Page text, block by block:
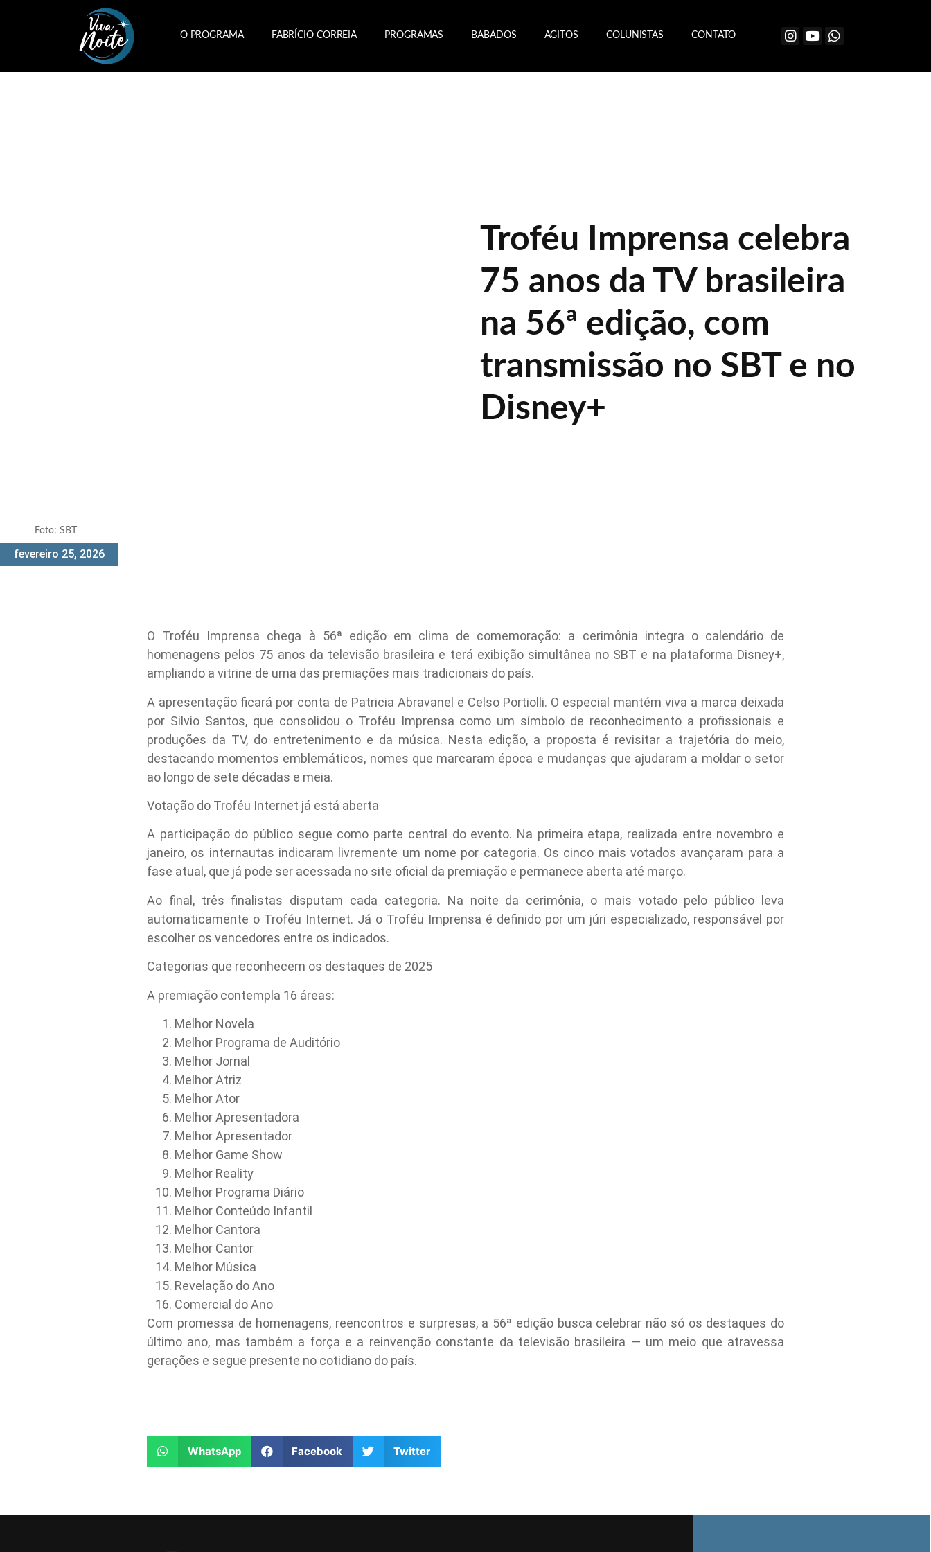
O PROGRAMA FABRÍCIO CORREIA PROGRAMAS BABADOS AGITOS COLUNISTAS CONTATO
Foto: SBT
fevereiro 25, 2026
Troféu Imprensa celebra
75 anos da TV brasileira
na 56ª edição, com
transmissão no SBT e no
Disney+
O Troféu Imprensa chega à 56ª edição em clima de comemoração: a cerimônia integra o calendário de
homenagens pelos 75 anos da televisão brasileira e terá exibição simultânea no SBT e na plataforma Disney+,
ampliando a vitrine de uma das premiações mais tradicionais do país.
A apresentação ficará por conta de Patricia Abravanel e Celso Portiolli. O especial mantém viva a marca deixada
por Silvio Santos, que consolidou o Troféu Imprensa como um símbolo de reconhecimento a profissionais e
produções da TV, do entretenimento e da música. Nesta edição, a proposta é revisitar a trajetória do meio,
destacando momentos emblemáticos, nomes que marcaram época e mudanças que ajudaram a moldar o setor
ao longo de sete décadas e meia.
Votação do Troféu Internet já está aberta
A participação do público segue como parte central do evento. Na primeira etapa, realizada entre novembro e
janeiro, os internautas indicaram livremente um nome por categoria. Os cinco mais votados avançaram para a
fase atual, que já pode ser acessada no site oficial da premiação e permanece aberta até março.
Ao final, três finalistas disputam cada categoria. Na noite da cerimônia, o mais votado pelo público leva
automaticamente o Troféu Internet. Já o Troféu Imprensa é definido por um júri especializado, responsável por
escolher os vencedores entre os indicados.
Categorias que reconhecem os destaques de 2025
A premiação contempla 16 áreas:
Melhor Novela
Melhor Programa de Auditório
Melhor Jornal
Melhor Atriz
Melhor Ator
Melhor Apresentadora
Melhor Apresentador
Melhor Game Show
Melhor Reality
Melhor Programa Diário
Melhor Conteúdo Infantil
Melhor Cantora
Melhor Cantor
Melhor Música
Revelação do Ano
Comercial do Ano
Com promessa de homenagens, reencontros e surpresas, a 56ª edição busca celebrar não só os destaques do
último ano, mas também a força e a reinvenção constante da televisão brasileira — um meio que atravessa
gerações e segue presente no cotidiano do país.
WhatsApp Facebook Twitter